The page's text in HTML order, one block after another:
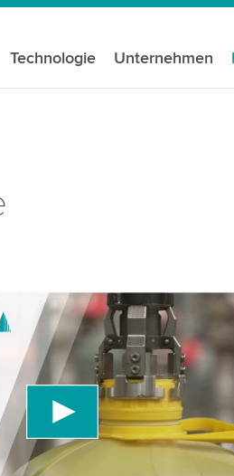
Technologie Unternehmen
Zustimmung, um den YouTube-
Drittanbieterdienst, um Videoinhalte
über Ihre Aktivitäten sammeln
die Details und akzeptieren Sie den
anzusehen.